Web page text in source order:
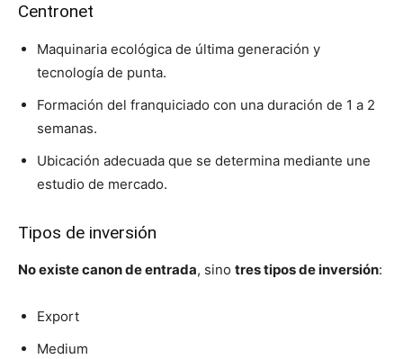
Centronet
Maquinaria ecológica de última generación y
tecnología de punta.
Formación del franquiciado con una duración de 1 a 2
semanas.
Ubicación adecuada que se determina mediante une
estudio de mercado.
Tipos de inversión
No existe canon de entrada, sino tres tipos de inversión:
Export
Medium